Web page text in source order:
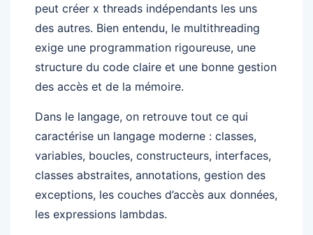
peut créer x threads indépendants les uns
des autres. Bien entendu, le multithreading
exige une programmation rigoureuse, une
structure du code claire et une bonne gestion
des accès et de la mémoire.
Dans le langage, on retrouve tout ce qui
caractérise un langage moderne : classes,
variables, boucles, constructeurs, interfaces,
classes abstraites, annotations, gestion des
exceptions, les couches d’accès aux données,
les expressions lambdas.